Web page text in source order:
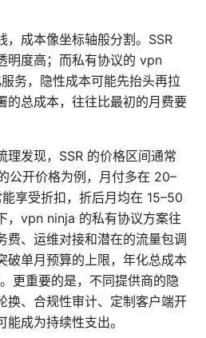
，成本像坐标轴般分割。SSR
明度高；而私有协议的 vpn
务，隐性成本可能先抬头再拉
的总成本，往往比最初的月费要
理发现，SSR 的价格区间通常
公开价格为例，月付多在 20–
享受折扣，折后月均在 15–50
，vpn ninja 的私有协议方案往
费、运维对接和潜在的流量包调
破单月预算的上限，年化总成本
更重要的是，不同提供商的隐
换、合规性审计、定制客户端开
成为持续性支出。